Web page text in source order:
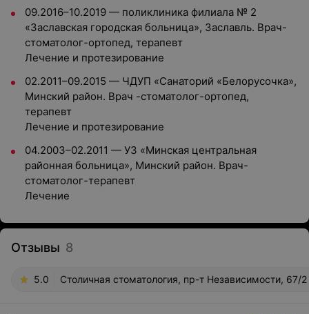
09.2016–10.2019 — поликлиника филиала № 2
«Заславская городская больница», Заславль. Врач-
стоматолог-ортопед, терапевт
Лечение и протезирование
02.2011–09.2015 — ЧДУП «Санаторий «Белорусочка»,
Минский район. Врач -стоматолог-ортопед,
терапевт
Лечение и протезирование
04.2003–02.2011 — УЗ «Минская центральная
районная больница», Минский район. Врач-
стоматолог-терапевт
Лечение
Отзывы 8
5.0 Столичная стоматология, пр-т Независимости, 67/2